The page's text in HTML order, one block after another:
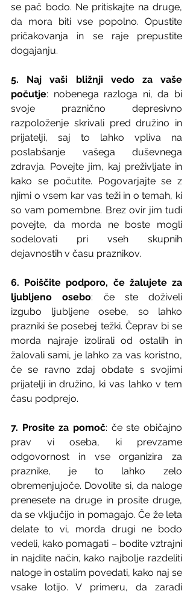
se pač bodo. Ne pritiskajte na druge,
da mora biti vse popolno. Opustite
pričakovanja in se raje prepustite
dogajanju.
5. Naj vaši bližnji vedo za vaše
počutje: nobenega razloga ni, da bi
svoje praznično depresivno
razpoloženje skrivali pred družino in
prijatelji, saj to lahko vpliva na
poslabšanje vašega duševnega
zdravja. Povejte jim, kaj preživljate in
kako se počutite. Pogovarjajte se z
njimi o vsem kar vas teži in o temah, ki
so vam pomembne. Brez ovir jim tudi
povejte, da morda ne boste mogli
sodelovati pri vseh skupnih
dejavnostih v času praznikov.
6. Poiščite podporo, če žalujete za
ljubljeno osebo: če ste doživeli
izgubo ljubljene osebe, so lahko
prazniki še posebej težki. Čeprav bi se
morda najraje izolirali od ostalih in
žalovali sami, je lahko za vas koristno,
če se ravno zdaj obdate s svojimi
prijatelji in družino, ki vas lahko v tem
času podprejo.
7. Prosite za pomoč: če ste običajno
prav vi oseba, ki prevzame
odgovornost in vse organizira za
praznike, je to lahko zelo
obremenjujoče. Dovolite si, da naloge
prenesete na druge in prosite druge,
da se vključijo in pomagajo. Če že leta
delate to vi, morda drugi ne bodo
vedeli, kako pomagati – bodite vztrajni
in najdite način, kako najbolje razdeliti
naloge in ostalim povedati, kako naj se
vsake lotijo. V primeru, da zaradi